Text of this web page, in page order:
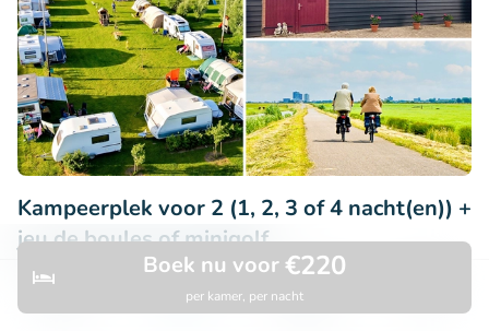
Zoeken Boekingen
Boek nu voor€220
per kamer, per nacht
Kampeerplek voor 2 (1, 2, 3 of 4 nacht(en)) +
jeu de boules of minigolf
9.6
• 20 beoordelingen
WALEUK Recreatie-, Speel- & Feestboerderij